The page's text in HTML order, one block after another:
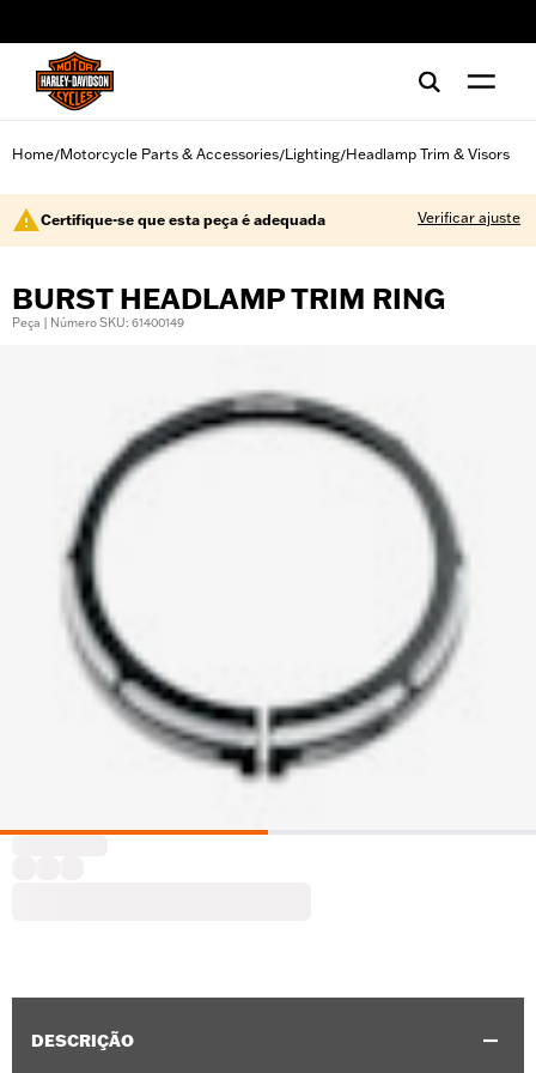
Home/Motorcycle Parts & Accessories/Lighting/Headlamp Trim & Visors
Certifique-se que esta peça é adequada Verificar ajuste
BURST HEADLAMP TRIM RING
Peça | Número SKU: 61400149
DESCRIÇÃO